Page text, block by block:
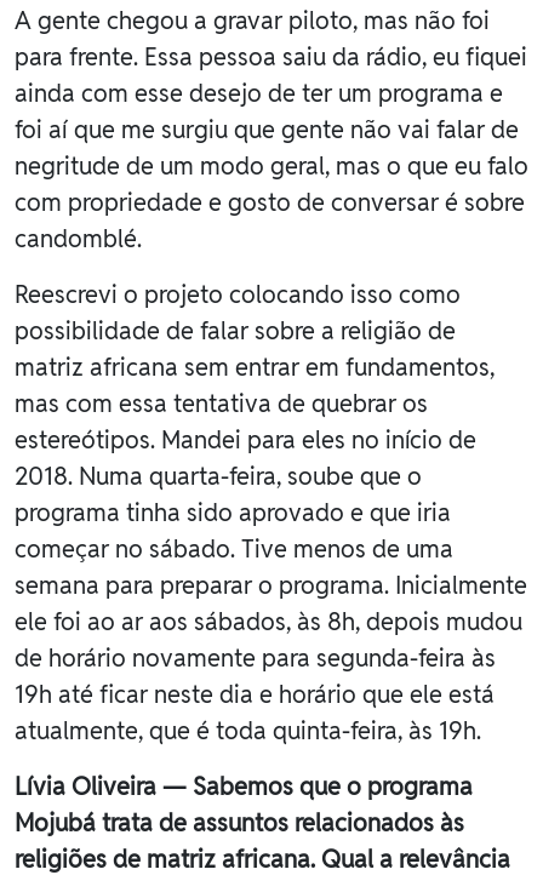
A gente chegou a gravar piloto, mas não foi
para frente. Essa pessoa saiu da rádio, eu fiquei
ainda com esse desejo de ter um programa e
foi aí que me surgiu que gente não vai falar de
negritude de um modo geral, mas o que eu falo
com propriedade e gosto de conversar é sobre
candomblé.
Reescrevi o projeto colocando isso como
possibilidade de falar sobre a religião de
matriz africana sem entrar em fundamentos,
mas com essa tentativa de quebrar os
estereótipos. Mandei para eles no início de
2018. Numa quarta-feira, soube que o
programa tinha sido aprovado e que iria
começar no sábado. Tive menos de uma
semana para preparar o programa. Inicialmente
ele foi ao ar aos sábados, às 8h, depois mudou
de horário novamente para segunda-feira às
19h até ficar neste dia e horário que ele está
atualmente, que é toda quinta-feira, às 19h.
Lívia Oliveira — Sabemos que o programa
Mojubá trata de assuntos relacionados às
religiões de matriz africana. Qual a relevância